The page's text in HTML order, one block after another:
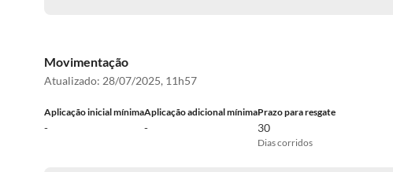
Movimentação
Atualizado: 28/07/2025, 11h57
Aplicação inicial mínima
-
Aplicação adicional mínima
-
Prazo para resgate
30
Dias corridos